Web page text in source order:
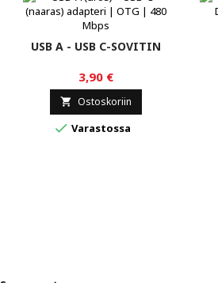
USB A - USB C-SOVITIN
3,90 €
 Ostoskoriin
 Varastossa